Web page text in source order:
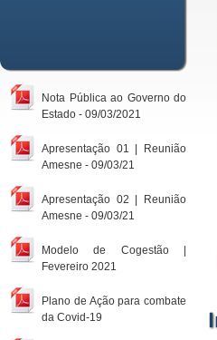
Nota Pública ao Governo do
Estado - 09/03/2021
Apresentação 01 | Reunião
Amesne - 09/03/21
Apresentação 02 | Reunião
Amesne - 09/03/21
Modelo de Cogestão |
Fevereiro 2021
Plano de Ação para combate
da Covid-19